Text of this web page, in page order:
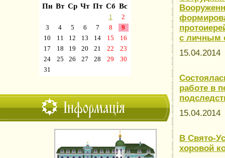
Інформація
с личным
15.04.2014
работе в
15.04.2014
В Свято-
хоровой